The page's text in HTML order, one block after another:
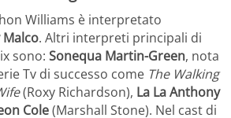
Williams è interpretato
Malco. Altri interpreti principali di
sono: Sonequa Martin-Green, nota
Tv di successo come The Walking
(Roxy Richardson), La La Anthony
Cole(Marshall Stone). Nel cast di